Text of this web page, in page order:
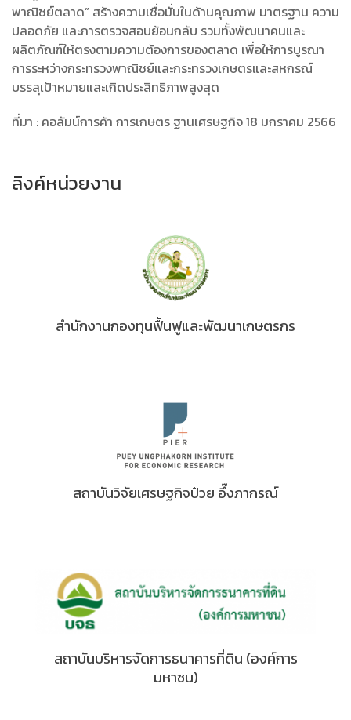
พาณิชย์ตลาด” สร้างความเชื่อมั่นในด้านคุณภาพ มาตรฐาน ความ
ปลอดภัย และการตรวจสอบย้อนกลับ รวมทั้งพัฒนาคนและ
ผลิตภัณฑ์ให้ตรงตามความต้องการของตลาด เพื่อให้การบูรณา
การระหว่างกระทรวงพาณิชย์และกระทรวงเกษตรและสหกรณ์
บรรลุเป้าหมายและเกิดประสิทธิภาพสูงสุด
ที่มา : คอลัมน์การค้า การเกษตร ฐานเศรษฐกิจ 18 มกราคม 2566
ลิงค์หน่วยงาน
สำนักงานกองทุนฟื้นฟูและพัฒนาเกษตรกร
สถาบันวิจัยเศรษฐกิจป๋วย อึ๊งภากรณ์
สถาบันบริหารจัดการธนาคารที่ดิน (องค์การ
มหาชน)